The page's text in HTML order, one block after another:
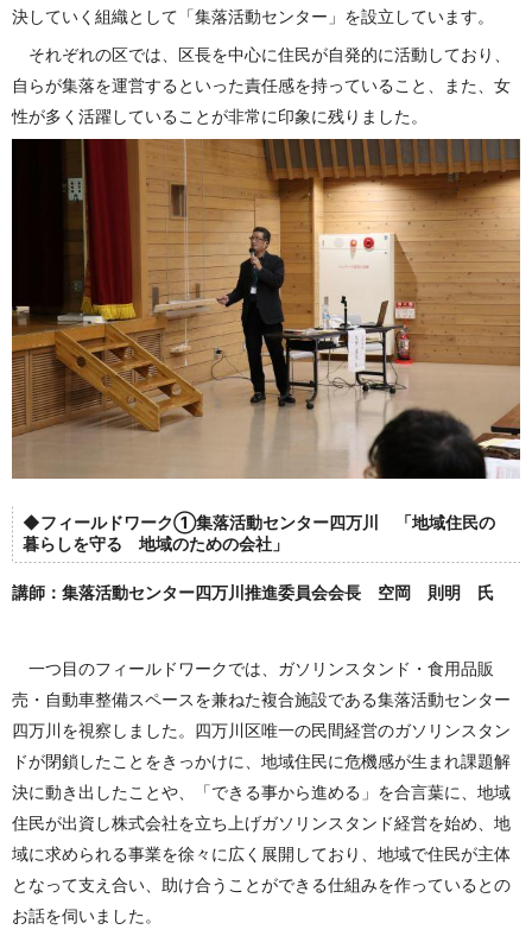
決していく組織として「集落活動センター」を設立しています。
それぞれの区では、区長を中心に住民が自発的に活動しており、
自らが集落を運営するといった責任感を持っていること、また、女
性が多く活躍していることが非常に印象に残りました。
◆フィールドワーク①集落活動センター四万川 「地域住民の
暮らしを守る 地域のための会社」
講師：集落活動センター四万川推進委員会会長 空岡 則明 氏
一つ目のフィールドワークでは、ガソリンスタンド・食用品販
売・自動車整備スペースを兼ねた複合施設である集落活動センター
四万川を視察しました。四万川区唯一の民間経営のガソリンスタン
ドが閉鎖したことをきっかけに、地域住民に危機感が生まれ課題解
決に動き出したことや、「できる事から進める」を合言葉に、地域
住民が出資し株式会社を立ち上げガソリンスタンド経営を始め、地
域に求められる事業を徐々に広く展開しており、地域で住民が主体
となって支え合い、助け合うことができる仕組みを作っているとの
お話を伺いました。